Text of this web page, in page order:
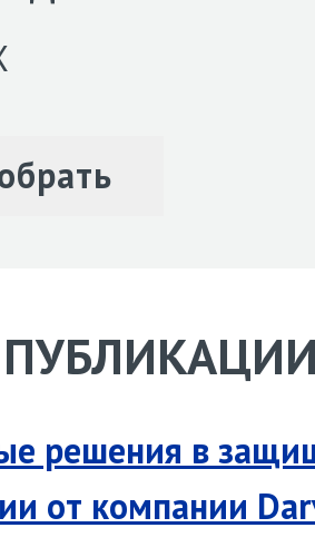
решения в
от компании